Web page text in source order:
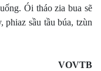
Ói tháo zia bua sẽ
phiaz sầu tầu búa, tzùn
VOVTB